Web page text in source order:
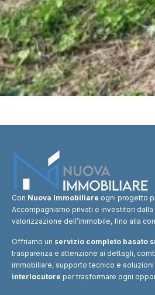
Con Nuova Immobiliare ogni progetto
Accompagniamo privati e investitori
valorizzazione dell’immobile, fino alla
Offriamo un servizio completo basato
trasparenza e attenzione ai dettagli,
immobiliare, supporto tecnico e soluzioni
interlocutore per trasformare ogni